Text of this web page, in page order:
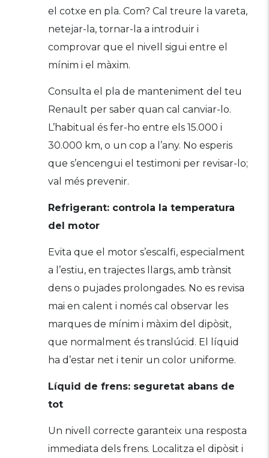
el cotxe en pla. Com? Cal treure la vareta,
netejar-la, tornar-la a introduir i
comprovar que el nivell sigui entre el
mínim i el màxim.
Consulta el pla de manteniment del teu
Renault per saber quan cal canviar-lo.
L’habitual és fer-ho entre els 15.000 i
30.000 km, o un cop a l’any. No esperis
que s’encengui el testimoni per revisar-lo;
val més prevenir.
Refrigerant: controla la temperatura
del motor
Evita que el motor s’escalfi, especialment
a l’estiu, en trajectes llargs, amb trànsit
dens o pujades prolongades. No es revisa
mai en calent i només cal observar les
marques de mínim i màxim del dipòsit,
que normalment és translúcid. El líquid
ha d’estar net i tenir un color uniforme.
Líquid de frens: seguretat abans de
tot
Un nivell correcte garanteix una resposta
immediata dels frens. Localitza el dipòsit i